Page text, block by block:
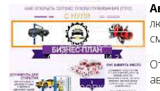
Животноводство
Интернет и IT
Кафе / ресторан
Красота и здоровье
Медицина
Островки в ТЦ